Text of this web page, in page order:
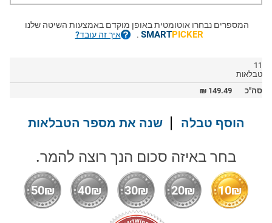
המספרים נבחרו אוטומטית באופן מוקדם באמצעות השיטה שלנו
SMARTPICKER
. איך זה עובד?
11
טבלאות
סה"כ
149.49
₪
הוסף טבלה שנה את מספר הטבלאות
בחר באיזה סכום הנך רוצה להמר.
10₪
20₪
30₪
40₪
50₪